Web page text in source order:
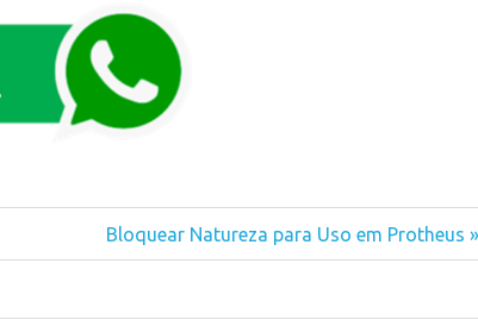
Next
Post:
Bloquear Natureza para Uso em Protheus